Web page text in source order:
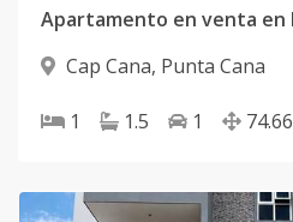
Cap Cana, Punta Cana
1 1.5 1 74.66